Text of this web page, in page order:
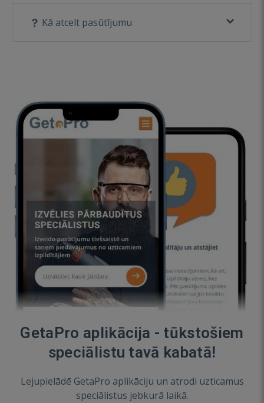
Kā atcelt pasūtījumu
GetaPro aplikācija - tūkstošiem
speciālistu tavā kabatā!
Lejupielādē GetaPro aplikāciju un atrodi uzticamus
speciālistus jebkurā laikā.